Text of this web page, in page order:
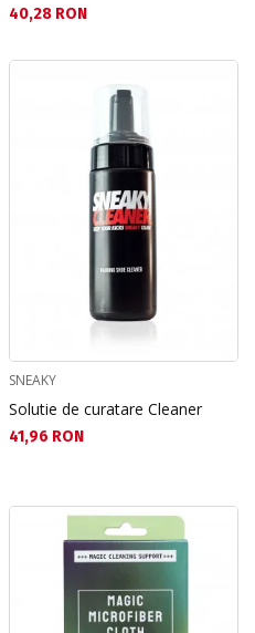
Текуща цена:
40,28 RON
SNEAKY
Solutie de curatare Cleaner
Текуща цена:
41,96 RON